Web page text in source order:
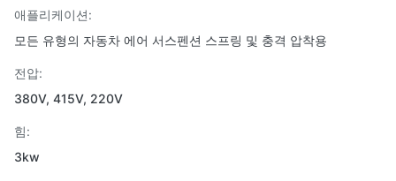
애플리케이션:
모든 유형의 자동차 에어 서스펜션 스프링 및 충격 압착용
전압:
380V, 415V, 220V
힘:
3kw